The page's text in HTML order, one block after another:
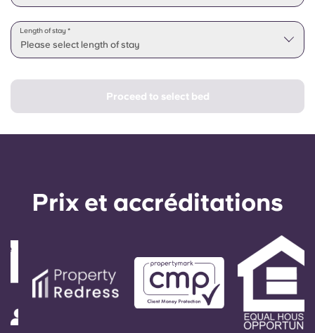
Please select length of stay
Length of stay *
Proceed to select bed
Prix ​​et accréditations